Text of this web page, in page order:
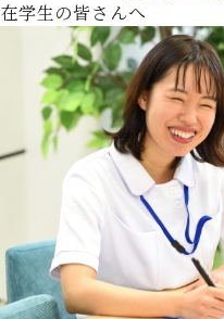
在学生の皆さんへ